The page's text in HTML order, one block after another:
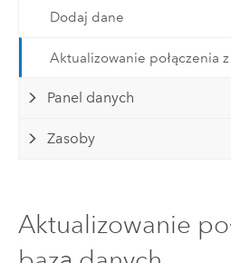
Dodaj dane
Aktualizowanie połączenia
Panel danych
Zasoby
Aktualizowanie